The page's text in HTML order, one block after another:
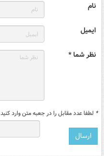
نام
ایمیل
نظر شما *
* لطفا عدد مقابل را در جعبه متن وارد کنید